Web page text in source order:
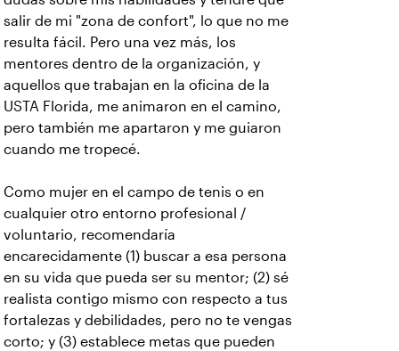
salir de mi "zona de confort", lo que no me
resulta fácil. Pero una vez más, los
mentores dentro de la organización, y
aquellos que trabajan en la oficina de la
USTA Florida, me animaron en el camino,
pero también me apartaron y me guiaron
cuando me tropecé.
Como mujer en el campo de tenis o en
cualquier otro entorno profesional /
voluntario, recomendaría
encarecidamente (1) buscar a esa persona
en su vida que pueda ser su mentor; (2) sé
realista contigo mismo con respecto a tus
fortalezas y debilidades, pero no te vengas
corto; y (3) establece metas que pueden